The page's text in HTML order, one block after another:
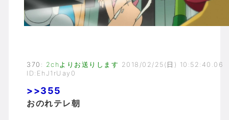
370 : 2chよりお送りします 2018/02/25(日) 10:52:40.06
ID:EhJ1rUay0
>>355
おのれテレ朝